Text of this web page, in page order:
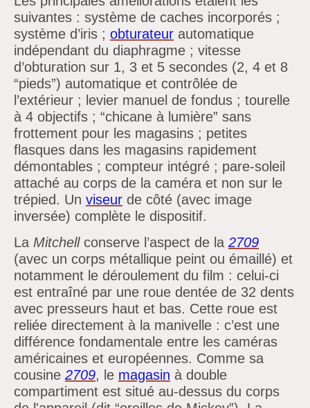
suivantes : système de caches incorporés ;
système d’iris ; obturateur automatique
indépendant du diaphragme ; vitesse
d’obturation sur 1, 3 et 5 secondes (2, 4 et 8
“pieds”) automatique et contrôlée de
l’extérieur ; levier manuel de fondus ; tourelle
à 4 objectifs ; “chicane à lumière” sans
frottement pour les magasins ; petites
flasques dans les magasins rapidement
démontables ; compteur intégré ; pare-soleil
attaché au corps de la caméra et non sur le
trépied. Un viseur de côté (avec image
inversée) complète le dispositif.
La Mitchell conserve l’aspect de la 2709
(avec un corps métallique peint ou émaillé) et
notamment le déroulement du film : celui-ci
est entraîné par une roue dentée de 32 dents
avec presseurs haut et bas. Cette roue est
reliée directement à la manivelle : c’est une
différence fondamentale entre les caméras
américaines et européennes. Comme sa
cousine 2709, le magasin à double
compartiment est situé au-dessus du corps